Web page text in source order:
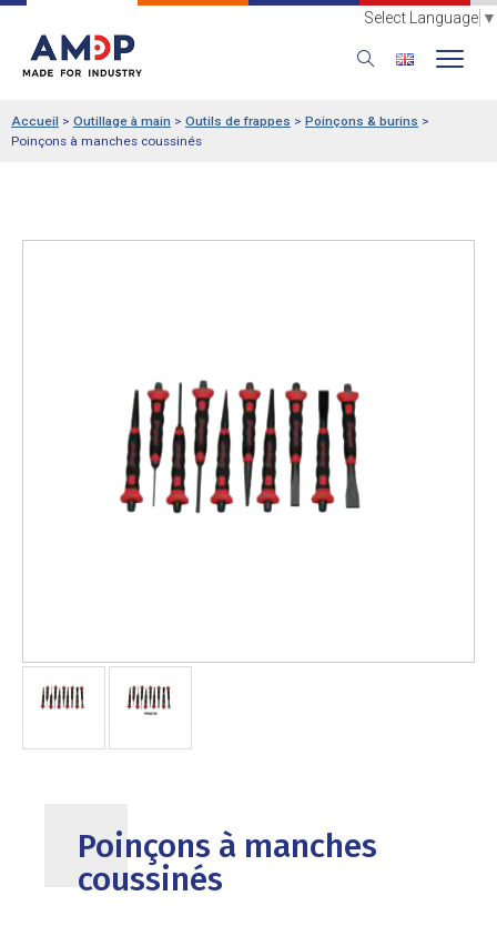
Select Language ▼
Accueil > Outillage à main > Outils de frappes > Poinçons & burins >
Poinçons à manches coussinés
Poinçons à manches
coussinés